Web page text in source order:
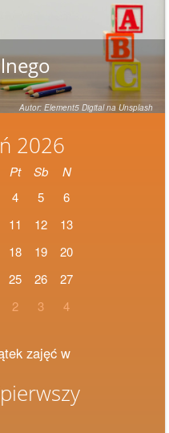
2026
Pt Sb
N
4 5
6
11 12
13
18 19
20
25 26
27
2 3 4
zajęć w
Autor: Element5 Digital na Unsplash